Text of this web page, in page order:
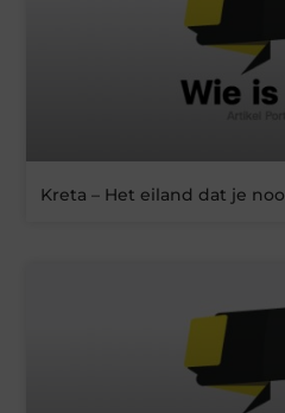
Kreta – Het eiland dat je